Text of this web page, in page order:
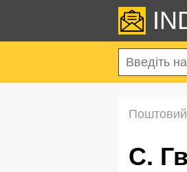
Поштовий
с.